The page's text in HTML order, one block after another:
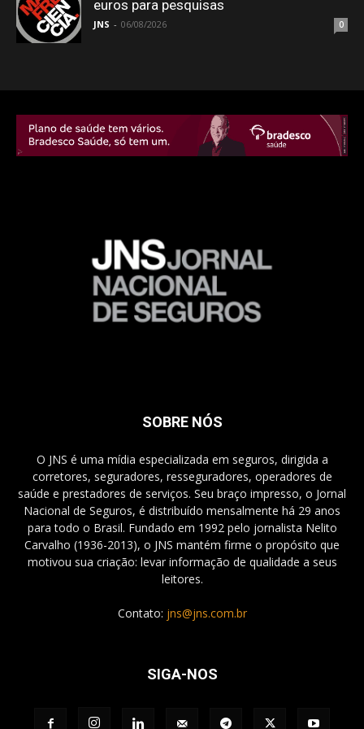
euros para pesquisas
JNS - 06/08/2026 0
SOBRE NÓS
O JNS é uma mídia especializada em seguros, dirigida a
corretores, seguradores, resseguradores, operadores de
saúde e prestadores de serviços. Seu braço impresso, o Jornal
Nacional de Seguros, é distribuído mensalmente há 29 anos
para todo o Brasil. Fundado em 1992 pelo jornalista Nelito
Carvalho (1936-2013), o JNS mantém firme o propósito que
motivou sua criação: levar informação de qualidade a seus
leitores.
Contato: jns@jns.com.br
SIGA-NOS